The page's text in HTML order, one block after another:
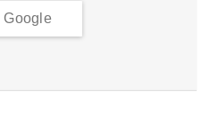
Google